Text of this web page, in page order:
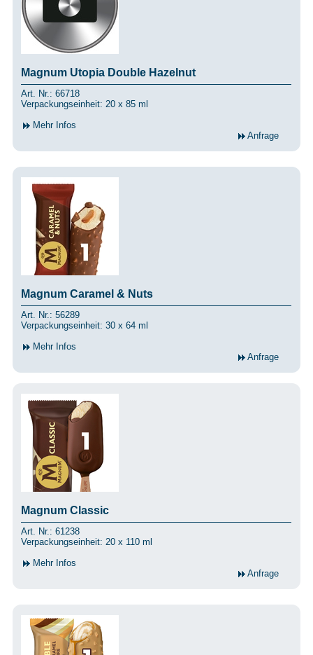
Magnum Utopia Double Hazelnut
Art. Nr.: 66718
Verpackungseinheit: 20 x 85 ml
Mehr Infos
Anfrage
Magnum Caramel & Nuts
Art. Nr.: 56289
Verpackungseinheit: 30 x 64 ml
Mehr Infos
Anfrage
Magnum Classic
Art. Nr.: 61238
Verpackungseinheit: 20 x 110 ml
Mehr Infos
Anfrage